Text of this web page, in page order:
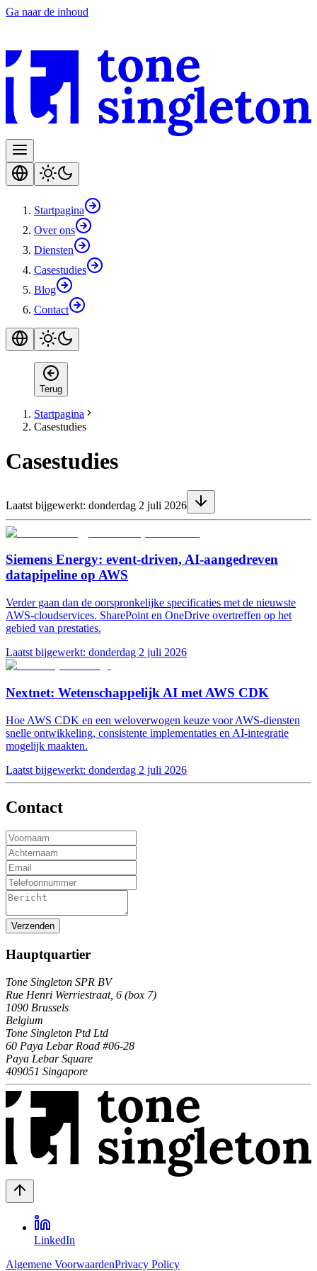
Ga naar de inhoud
Startpagina
Over ons
Diensten
Casestudies
Blog
Contact
Terug
Startpagina
Casestudies
Casestudies
Laatst bijgewerkt: donderdag 2 juli 2026
Siemens Energy: event-driven, AI-aangedreven
datapipeline op AWS
Verder gaan dan de oorspronkelijke specificaties met de nieuwste
AWS-cloudservices. SharePoint en OneDrive overtreffen op het
gebied van prestaties.
Laatst bijgewerkt: donderdag 2 juli 2026
Nextnet: Wetenschappelijk AI met AWS CDK
Hoe AWS CDK en een weloverwogen keuze voor AWS-diensten
snelle ontwikkeling, consistente implementaties en AI-integratie
mogelijk maakten.
Laatst bijgewerkt: donderdag 2 juli 2026
Contact
Verzenden
Hauptquartier
Tone Singleton SPR BV
Rue Henri Werriestraat, 6 (box 7)
1090 Brussels
Belgium
Tone Singleton Ptd Ltd
60 Paya Lebar Road #06-28
Paya Lebar Square
409051 Singapore
LinkedIn
Algemene VoorwaardenPrivacy Policy